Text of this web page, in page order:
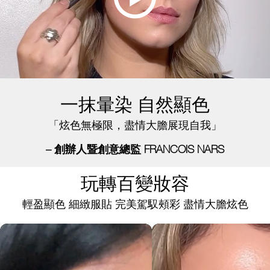
一抹暈染 自然顯色
「炫色無極限，盡情大膽展現自我」
– 創辦人暨創意總監 FRANCOIS NARS
玩轉百變妝容
輕盈顯色 細緻服貼 完美駕馭頰彩 盡情大膽炫色